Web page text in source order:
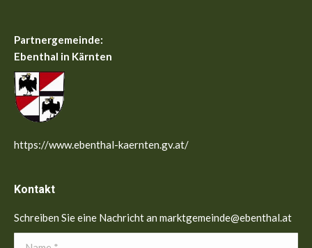
Partnergemeinde:
Ebenthal in Kärnten
https://www.ebenthal-kaernten.gv.at/
Kontakt
Schreiben Sie eine Nachricht an marktgemeinde@ebenthal.at
Name *